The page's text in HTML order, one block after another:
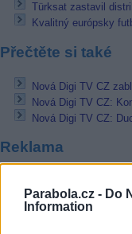
Parabola.cz - Do
Information
Türksat zastavil
Kvalitný európsky
Přečtěte si také
Nová Digi TV CZ
Nová Digi TV CZ:
Nová Digi TV CZ:
Reklama
07.08.2026 -